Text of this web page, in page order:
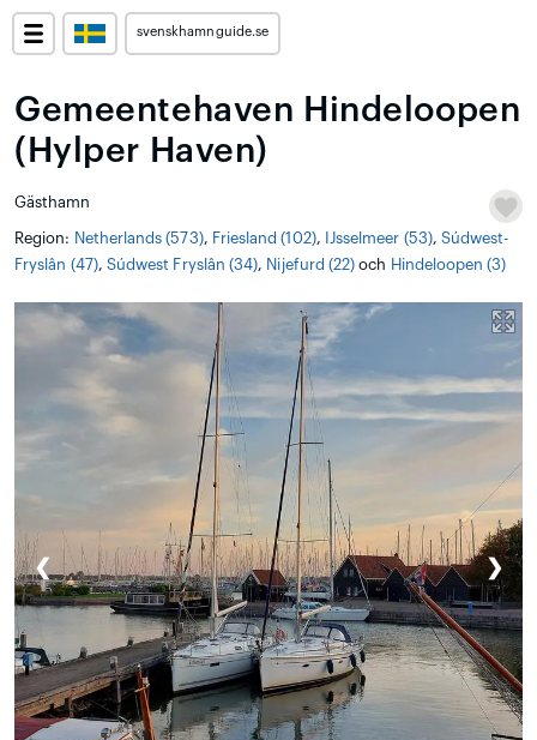
svenskhamnguide.se
Gemeentehaven Hindeloopen
(Hylper Haven)
Gästhamn
Region: Netherlands (573), Friesland (102), IJsselmeer (53),Súdwest-
Fryslân (47), Súdwest Fryslân (34), Nijefurd (22) och Hindeloopen (3)
❮ ❯